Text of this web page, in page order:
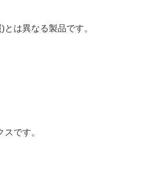
は異なる製品です。
です。